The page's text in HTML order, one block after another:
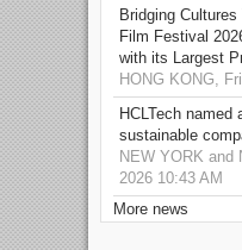
Bridging
Film Festival
with its Largest
HONG KONG,
HCLTech named
sustainable
NEW YORK and
2026 10:43 AM
More news